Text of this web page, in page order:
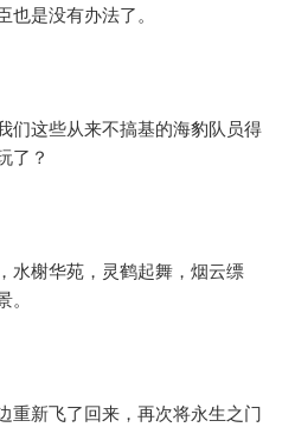
是没有办法了。
们这些从来不搞基的海豹队员得
了？
水榭华苑，灵鹤起舞，烟云缥
重新飞了回来，再次将永生之门